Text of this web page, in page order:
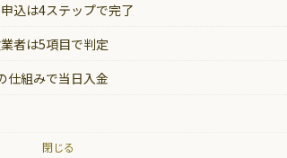
込は4ステップで完了
者は5項目で判定
仕組みで当日入金
閉じる